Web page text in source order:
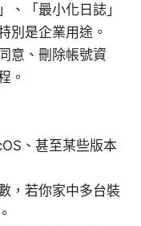
、「最小化日誌」
別是企業用途。
意、刪除帳號資
。
、甚至某些版本
，若你家中多台裝